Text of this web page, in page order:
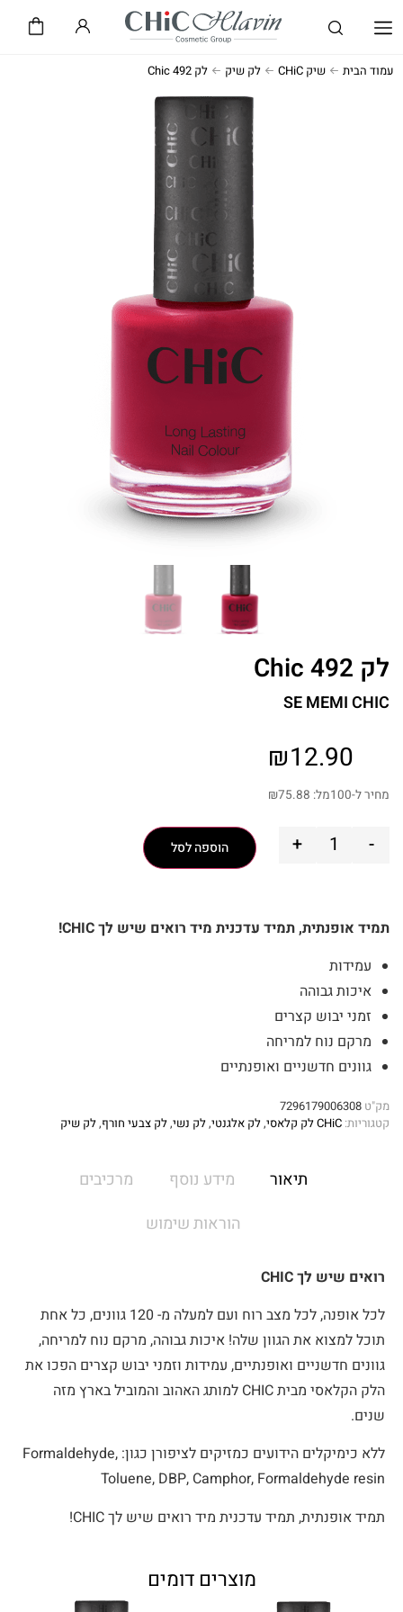
עמוד הבית שיק CHiC לק שיק לק Chic 492
לק Chic 492
SE MEMI CHIC
₪12.90
מחיר ל-100מל: ₪75.88
-
+ הוספה לסל
תמיד אופנתית, תמיד עדכנית מיד רואים שיש לך CHIC!
עמידות
איכות גבוהה
זמני יבוש קצרים
מרקם נוח למריחה
גוונים חדשניים ואופנתיים
מק"ט 7296179006308
קטגוריות: CHiC לק קלאסי ,לק אלגנטי,לק נשי,לק צבעי חורף,לק שיק
תיאור מידע נוסף
מרכיבים
הוראות שימוש
רואים שיש לך CHIC
לכל אופנה, לכל מצב רוח ועם למעלה מ- 120 גוונים, כל אחת
תוכל למצוא את הגוון שלה! איכות גבוהה, מרקם נוח למריחה,
גוונים חדשניים ואופנתיים, עמידות וזמני יבוש קצרים הפכו את
הלק הקלאסי מבית CHIC למותג האהוב והמוביל בארץ מזה
שנים.
ללא כימיקלים הידועים כמזיקים לציפורן כגון: Formaldehyde,
Toluene, DBP, Camphor, Formaldehyde resin
תמיד אופנתית, תמיד עדכנית מיד רואים שיש לך CHIC!
מוצרים דומים